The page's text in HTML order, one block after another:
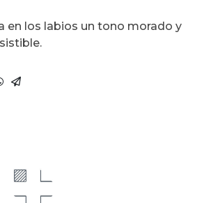
en los labios un tono morado y